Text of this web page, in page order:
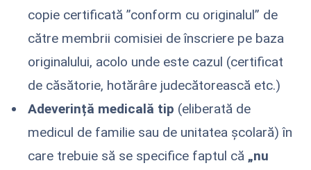
copie certificată ”conform cu originalul” de
către membrii comisiei de înscriere pe baza
originalului, acolo unde este cazul (certificat
de căsătorie, hotărâre judecătorească etc.)
Adeverință medicală tip (eliberată de
medicul de familie sau de unitatea școlară) în
care trebuie să se specifice faptul că „nu